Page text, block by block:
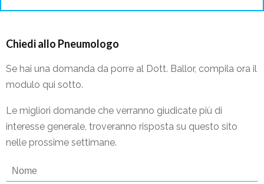
Chiedi allo Pneumologo
Se hai una domanda da porre al Dott. Ballor, compila ora il
modulo qui sotto.
Le migliori domande che verranno giudicate più di
interesse generale, troveranno risposta su questo sito
nelle prossime settimane.